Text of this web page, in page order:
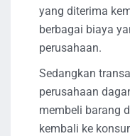
yang diterima
berbagai biaya
perusahaan.
Sedangkan
perusahaan
membeli barang
kembali ke